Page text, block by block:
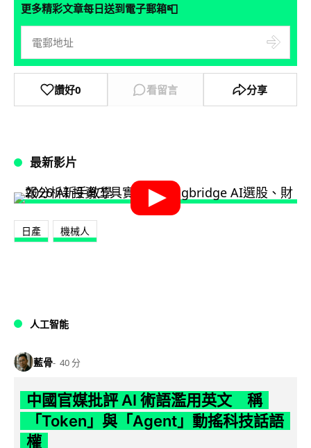
更多精彩文章每日送到電子郵箱📮
讚好0 看留言 分享
最新影片
日產 機械人
人工智能
藍骨 40 分
中國官媒批評 AI 術語濫用英文 稱
「Token」與「Agent」動搖科技話語
權